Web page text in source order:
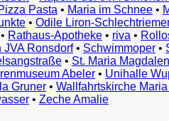
Pasta • Maria im Schnee •
• Odile Liron-
• Rathaus-Apotheke • riva •
JVA Ronsdorf• Schwimmoper •
• St. Maria
Abeler • Unihalle
Gruner • Wallfahrtskirche
• Zeche Amalie